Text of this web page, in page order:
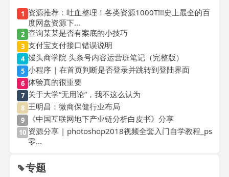
1 资源推荐：吐血整理！各类资源1000T!!!史上最全的百
度网盘资源下...
2 查询某某是否有案底的小技巧
3 支付宝支付接口错误说明
4 馒头商学院 头条号内容运营班笔记（完整版）
5 小程序 | 在首页判断是否登录并跳转到登陆界面
6 体验真的很重要
7 关于大学“无用论”，我不这么认为
8 王明昌：微商保健行业布局
9 《中国互联网地下产业链分析白皮书》分享
10 资源分享 | photoshop2018视频全套入门自学教程_ps
零...
专题